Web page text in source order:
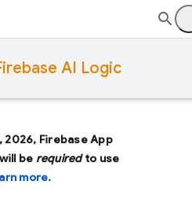
AI Logic
2026, Firebase App
be requiredto use
more.